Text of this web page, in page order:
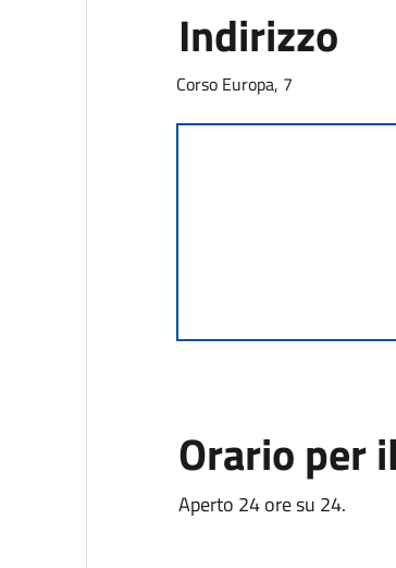
Indirizzo
Corso Europa, 7
Orario per
Aperto 24 ore su 24.